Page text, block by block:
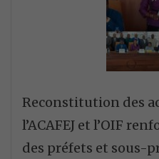
Reconstitution des
l’ACAFEJ et l’OIF
des préfets et sous-